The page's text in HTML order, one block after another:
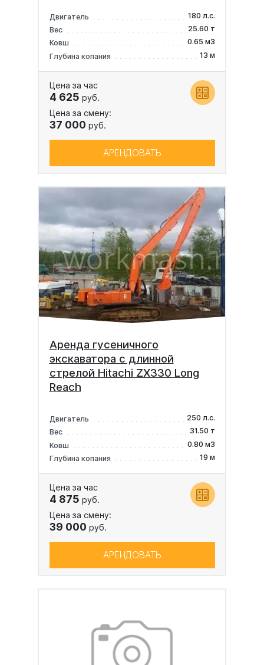
Двигатель
180 л.с.
Вес
25.60 т
Ковш
0.65 м3
Глубина копания
13 м
Цена за час
4 625 руб.
Цена за смену:
37 000 руб.
АРЕНДОВАТЬ
Аренда гусеничного
экскаватора с длинной
стрелой Hitachi ZX330 Long
Reach
Двигатель
250 л.с.
Вес
31.50 т
Ковш
0.80 м3
Глубина копания
19 м
Цена за час
4 875 руб.
Цена за смену:
39 000 руб.
АРЕНДОВАТЬ